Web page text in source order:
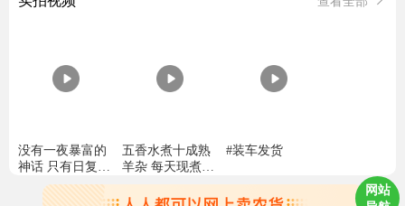
没有一夜暴富的
神话 只有日复一
日的坚持 我们把
车间当战场 把品
五香水煮十成熟
羊杂 每天现煮现
#装车发货
网站